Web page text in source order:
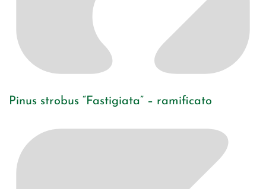
Pinus strobus “Fastigiata” – ramificato